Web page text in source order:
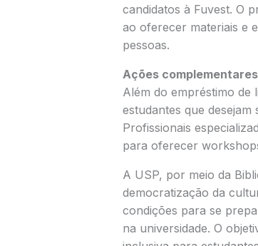
candidatos à Fuvest. O
ao oferecer materiais e
pessoas.
Ações
Além do empréstimo de
estudantes que
Profissionais
para oferecer
A USP, por meio da
democratização da
condições para se
na universidade. O